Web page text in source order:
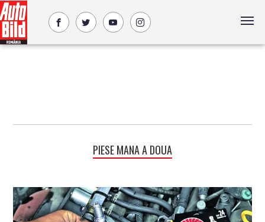
PIESE MANA A DOUA